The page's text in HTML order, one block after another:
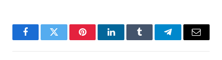
FacebookTwitter PinterestLinkedInTumblr TelegramEmail